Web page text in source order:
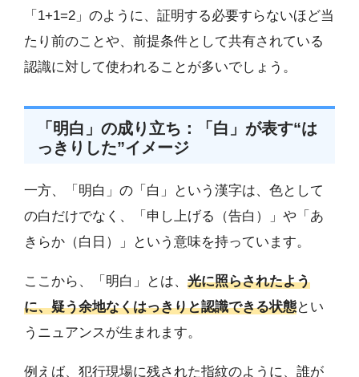
「1+1=2」のように、証明する必要すらないほど当
たり前のことや、前提条件として共有されている
認識に対して使われることが多いでしょう。
「明白」の成り立ち：「白」が表す“は
っきりした”イメージ
一方、「明白」の「白」という漢字は、色として
の白だけでなく、「申し上げる（告白）」や「あ
きらか（白日）」という意味を持っています。
ここから、「明白」とは、 光に照らされたよう
に、疑う余地なくはっきりと認識できる状態とい
うニュアンスが生まれます。
例えば、犯行現場に残された指紋のように、誰が